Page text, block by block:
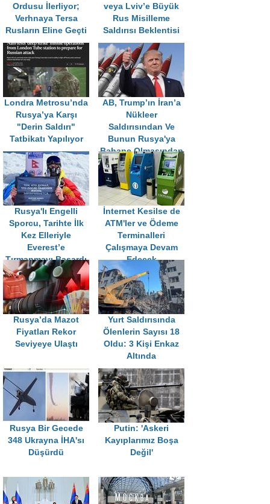
Ordusu İlerliyor;
Verhnaya Tersa
Rusların Eline Geçti
veya Lviv’e Büyük
Rus Misilleme
Saldırısı Beklentisi
Londra Metrosu’nda
Rusya’ya Karşı
"Derin Saldırı"
Tatbikatı Yapılıyor
AB, Trump’ın İran’a
Nükleer
Saldırısından Ve
Bunun Rusya'ya
Bahane Olmasından
Korkuyor
Rusya'lı Engelli
Sporcu, Tarihte İlk
Kez Elleriyle
Everest’e
Tırmanmayı Başardı
İnternet Kesilse de
ATM'ler ve Ödeme
Terminalleri
Çalışmaya Devam
Edecek
Rusya’da Mazot
Fiyatları Rekor
Seviyeye Ulaştı
Yurt Saldırısında
Ölenlerin Sayısı 18
Oldu: 3 Kişi Enkaz
Altında
Rusya Bir Gecede
348 Ukrayna İHA'sı
Düşürdü
Putin: 'Askeri
Kayıplarımız Boşa
Değil'